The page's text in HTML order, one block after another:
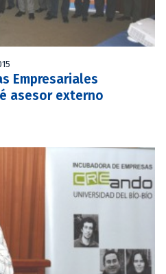
Empresariales
asesor externo